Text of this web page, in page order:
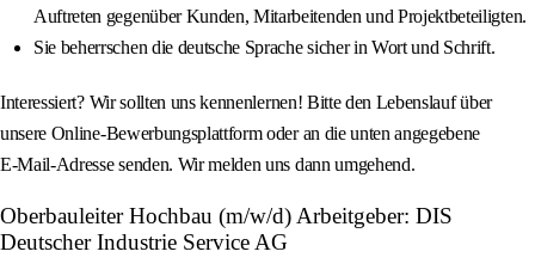
Auftreten gegenüber Kunden, Mitarbeitenden und Projektbeteiligten.
Sie beherrschen die deutsche Sprache sicher in Wort und Schrift.
Interessiert? Wir sollten uns kennenlernen! Bitte den Lebenslauf über
unsere Online‑Bewerbungsplattform oder an die unten angegebene
E‑Mail‑Adresse senden. Wir melden uns dann umgehend.
Oberbauleiter Hochbau (m/w/d) Arbeitgeber: DIS
Deutscher Industrie Service AG